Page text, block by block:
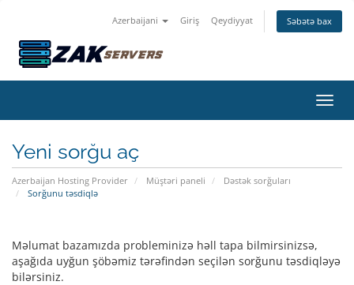
Azerbaijani Giriş Qeydiyyat Səbətə bax
Yeni sorğu aç
Azerbaijan Hosting Provider Müştəri paneli
Dəstək sorğuları
Sorğunu təsdiqlə
Məlumat bazamızda probleminizə həll tapa bilmirsinizsə,
aşağıda uyğun şöbəmiz tərəfindən seçilən sorğunu təsdiqləyə
bilərsiniz.